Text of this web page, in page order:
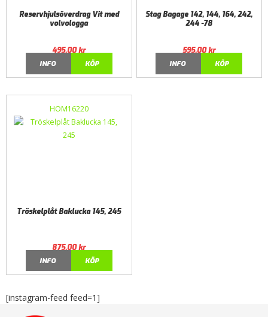
Reservhjulsöverdrag Vit med
volvologga
495,00kr
INFO
KÖP
Stag Bagage 142, 144, 164, 242,
244 -78
595,00kr
INFO
KÖP
HOM16220
Tröskelplåt Baklucka 145, 245
875,00kr
INFO
KÖP
[instagram-feed feed=1]